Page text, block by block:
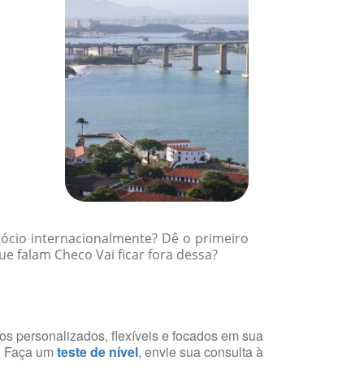
internacionalmente? Dê o primeiro
falam Checo Vai ficar fora dessa?
personalizados, flexíveis e focados em sua
um teste de nível, envie sua consulta à